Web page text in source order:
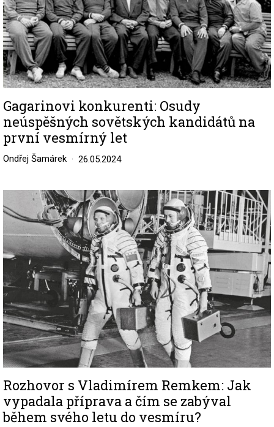
Gagarinovi konkurenti: Osudy
neúspěšných sovětských kandidátů na
první vesmírný let
Ondřej Šamárek 26.05.2024
Rozhovor s Vladimírem Remkem: Jak
vypadala příprava a čím se zabýval
během svého letu do vesmíru?